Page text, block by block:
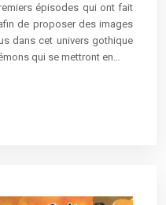
épisodes qui ont fait
de proposer des images
dans cet univers gothique
qui se mettront en…